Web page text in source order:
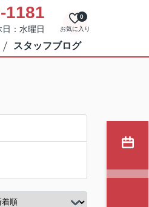
1181
：水曜日 お気に入り
0
スタッフブログ